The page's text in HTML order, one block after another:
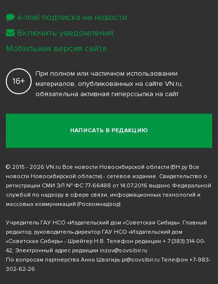
НАПИСАТЬ В РЕДАКЦИЮ
16+
При полном или частичном использовании
материалов, опубликованных на сайте VN.ru,
обязательна активная гиперссылка на сайт
© 2015 - 2026 VN.ru Все новости Новосибирской области (ВН.ру Все
новости Новосибирской области) - сетевое издание. Свидетельство о
регистрации СМИ ЭЛ № ФС 77-66488 от 14.07.2016 выдано Федеральной
службой по надзору в сфере связи, информационных технологий и
массовых коммуникаций (Роскомнадзор)
Учредитель ГАУ НСО «Издательский дом «Советская Сибирь». Главный
редактор, руководитель-директор ГАУ НСО «Издательский дом
«Советская Сибирь» - Шрейтер Н.В. Телефон редакции + 7 (383) 314-00-
42; Электронный адрес редакции inzov@sovsibir.ru
По вопросам партнерства Анна Швагирь pr@sovsibir.ru Телефон +7-983-
302-62-26
e-mail подписка на новости
Включить уведомления
Мобильная версия сайта